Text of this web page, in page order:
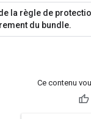
la règle de
du bundle.
Ce contenu